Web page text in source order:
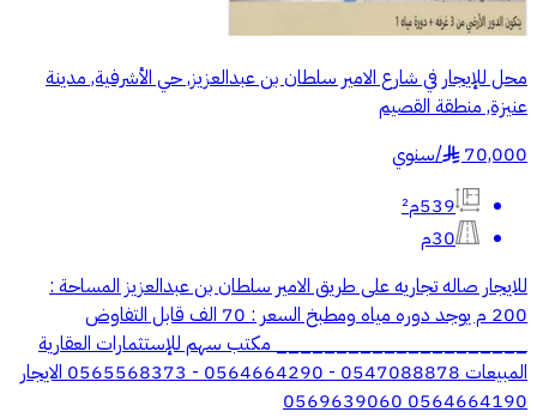
محل للإيجار في شارع الامير سلطان بن عبدالعزيز, حي الأشرفية, مدينة
عنيزة, منطقة القصيم
70,000
§
/سنوي
539م²
30م
للايجار صاله تجاريه على طريق الامير سلطان بن عبدالعزيز المساحة :
200 م يوجد دوره مياه ومطبخ السعر : 70 الف قابل التفاوض
_____________________ مكتب سهم للإستثمارات العقارية
المبيعات 0547088878 - 0564664290 - 0565568373 الايجار
0564664190 0569639060